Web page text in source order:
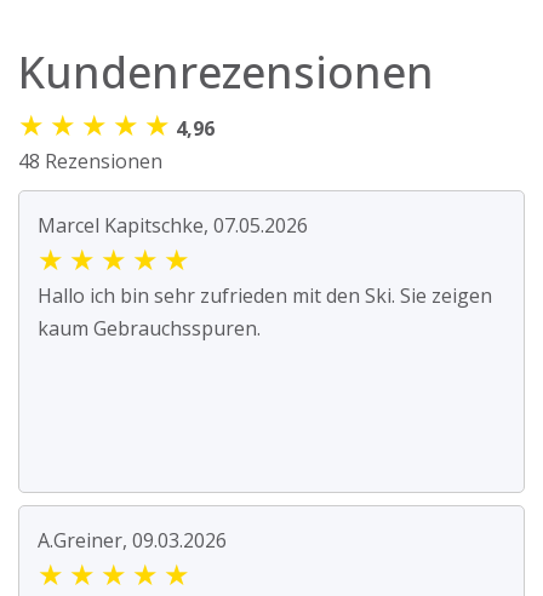
Kundenrezensionen
★ ★ ★ ★ ★ 4,96
48 Rezensionen
Marcel Kapitschke, 07.05.2026
★ ★ ★ ★ ★
Hallo ich bin sehr zufrieden mit den Ski. Sie zeigen
kaum Gebrauchsspuren.
A.Greiner, 09.03.2026
★ ★ ★ ★ ★